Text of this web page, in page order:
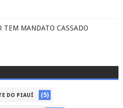
TEM MANDATO CASSADO
DO PIAUÍ (5)